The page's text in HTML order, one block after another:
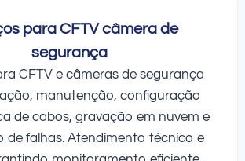
para CFTV câmera de
segurança
CFTV e câmeras de segurança
manutenção, configuração
de cabos, gravação em nuvem e
de falhas. Atendimento técnico e